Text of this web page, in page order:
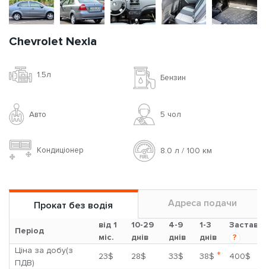
Chevrolet Nexia
1.5л Бензин
Авто 5 чoл
Кондиціонер 8.0 л / 100 км
Прокат без водія Адреса подачи
Період
від 1
міс.
10-29
днів
4-9
днів
1-3
днів
Застава
?
Ціна за добу(з
ПДВ)
23$ 28$ 33$ 38$ *
400$